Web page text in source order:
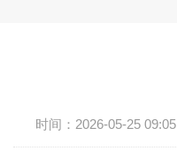
时间： 2026-05-25 09:05